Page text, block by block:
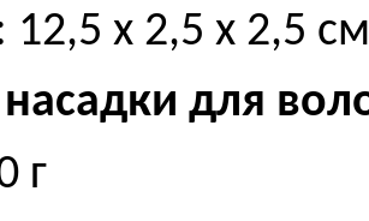
12,5 х 2,5 х 2,5
для
г